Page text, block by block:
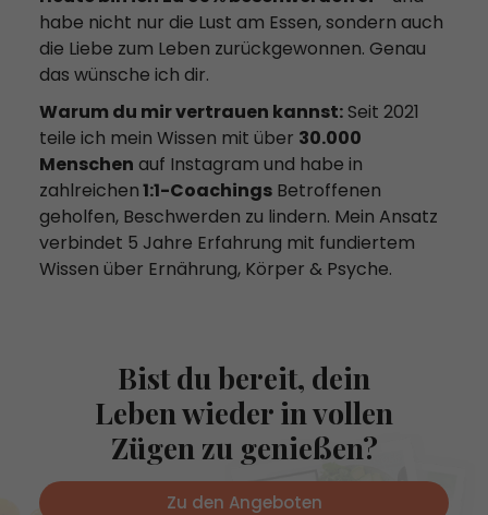
habe nicht nur die Lust am Essen, sondern auch
die Liebe zum Leben zurückgewonnen. Genau
das wünsche ich dir.
Warum du mir vertrauen kannst:Seit 2021
teile ich mein Wissen mit über 30.000
Menschen auf Instagram und habe in
zahlreichen1:1-CoachingsBetroffenen
geholfen, Beschwerden zu lindern. Mein Ansatz
verbindet 5 Jahre Erfahrung mit fundiertem
Wissen über Ernährung, Körper & Psyche.
Bist du bereit, dein
Leben wieder in vollen
Zügen zu genießen?
Zu den Angeboten